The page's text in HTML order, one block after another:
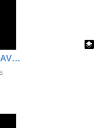
FOTOS FESTIVAL DE PRIMAVERA 2026 - 2 -